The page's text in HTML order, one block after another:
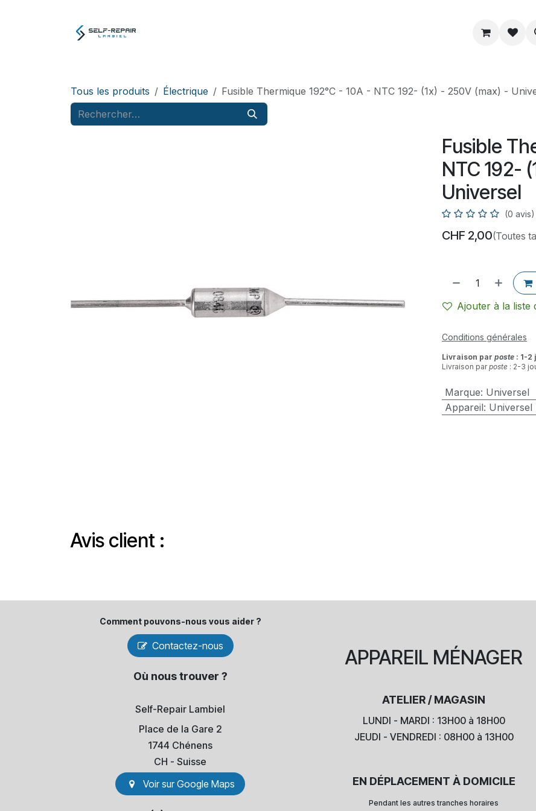
À propos
Tous les produits Électrique Fusible Thermique 192°C - 10A - NTC 192- (1x) - 250V (max) -
Fusible
NTC 192-
Universel
(0 avis)
CHF 2,00(Toutes
Ajouter à la liste
Conditions générales
Livraison par poste : 1-2
Livraison parposte : 2-3
Marque: Universel
Appareil: Universel
Avis client :
Comment pouvons-​nous vous aider ?
Contactez-nous
Où nous trouver ?
Self-Repair Lambiel
Place de la Gare 2
1744 Chénens
​CH - Suisse
Voir sur Go​​ogle Maps
APPAREIL MÉNAGER
ATELIER / MAGASIN
LUNDI - MARDI : 13H00 à 18H00
JEUDI - VENDREDI : 08H00 à 13H00
EN DÉPLACEMENT À DOMICILE
Pendant les autres tranches horaires